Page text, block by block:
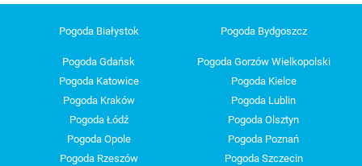
Pogoda Białystok Pogoda Bydgoszcz
Pogoda Gdańsk
Pogoda Gorzów Wielkopolski
Pogoda Katowice
Pogoda Kielce
Pogoda Kraków
Pogoda Lublin
Pogoda Łódź
Pogoda Olsztyn
Pogoda Opole
Pogoda Poznań
Pogoda Rzeszów
Pogoda Szczecin